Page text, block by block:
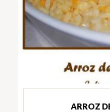
ARROZ